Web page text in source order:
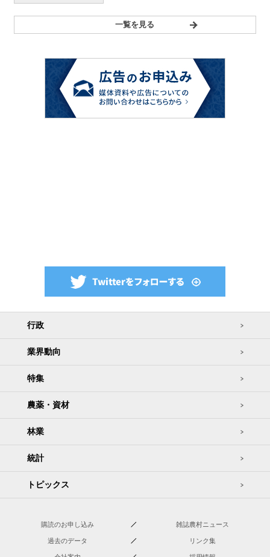
一覧を見る
行政
業界動向
特集
農薬・資材
林業
統計
トピックス
購読のお申し込み 雑誌農村ニュース
過去のデータ リンク集